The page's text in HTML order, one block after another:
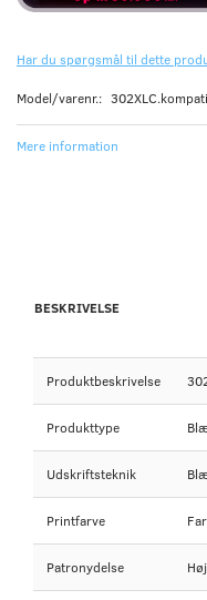
Har du spørgsmål til dette
Model/varenr.:
Mere information
BESKRIVELSE
Produktbeskrivelse
Produkttype
Udskriftsteknik
Printfarve
Patronydelse